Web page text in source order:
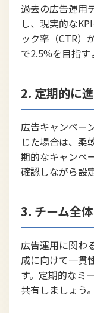
過去の広告運用
し、現実的な
ック率（CTR）
で2.5%を目指す
2. 定期的に
広告キャンペー
じた場合は、柔
期的なキャンペ
確認しながら設
3. チーム全
広告運用に関わ
成に向けて一貫
す。定期的なミ
共有しましょう。